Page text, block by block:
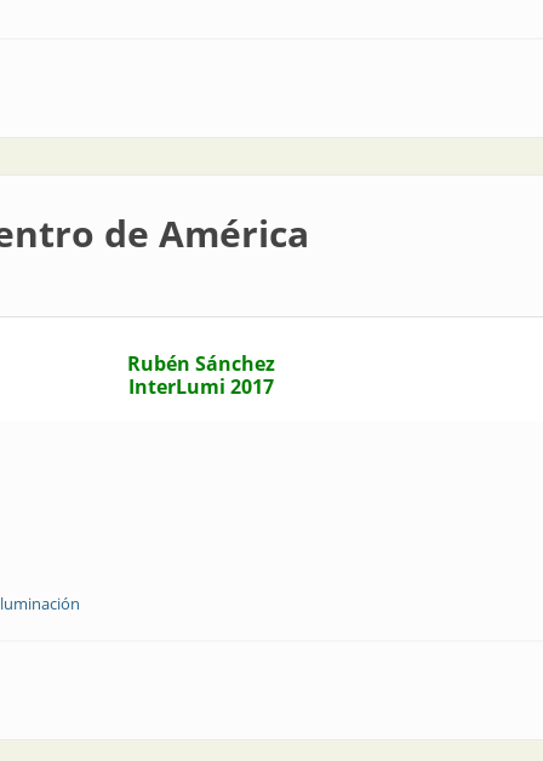
de América
Rubén Sánchez
InterLumi 2017